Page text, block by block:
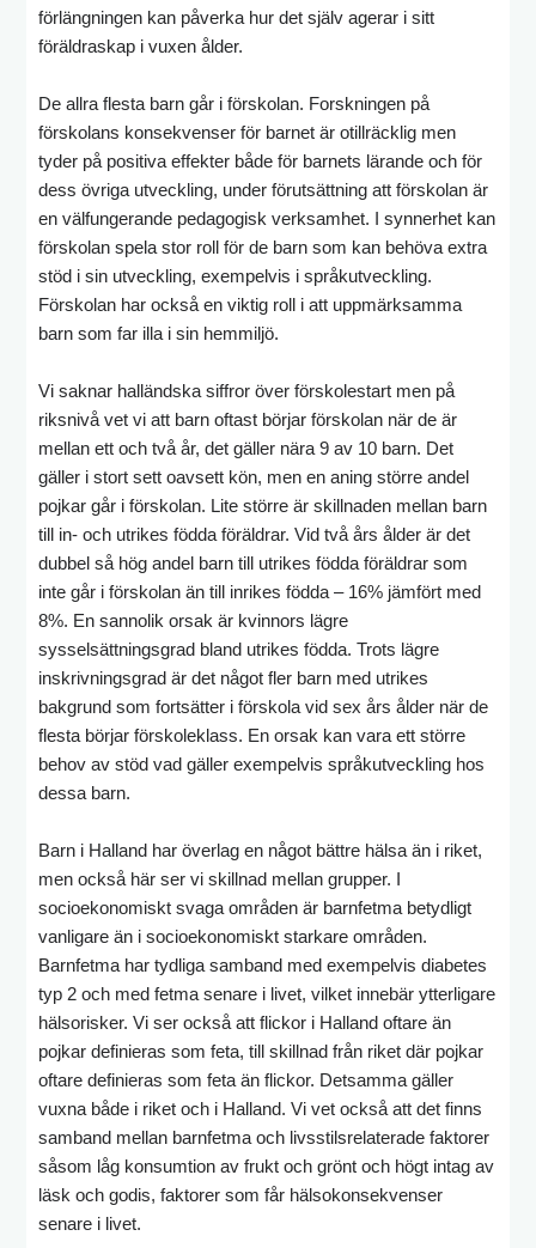
förlängningen kan påverka hur det själv agerar i sitt
föräldraskap i vuxen ålder.
De allra flesta barn går i förskolan. Forskningen på
förskolans konsekvenser för barnet är otillräcklig men
tyder på positiva effekter både för barnets lärande och för
dess övriga utveckling, under förutsättning att förskolan är
en välfungerande pedagogisk verksamhet. I synnerhet kan
förskolan spela stor roll för de barn som kan behöva extra
stöd i sin utveckling, exempelvis i språkutveckling.
Förskolan har också en viktig roll i att uppmärksamma
barn som far illa i sin hemmiljö.
Vi saknar halländska siffror över förskolestart men på
riksnivå vet vi att barn oftast börjar förskolan när de är
mellan ett och två år, det gäller nära 9 av 10 barn. Det
gäller i stort sett oavsett kön, men en aning större andel
pojkar går i förskolan. Lite större är skillnaden mellan barn
till in- och utrikes födda föräldrar. Vid två års ålder är det
dubbel så hög andel barn till utrikes födda föräldrar som
inte går i förskolan än till inrikes födda – 16% jämfört med
8%. En sannolik orsak är kvinnors lägre
sysselsättningsgrad bland utrikes födda. Trots lägre
inskrivningsgrad är det något fler barn med utrikes
bakgrund som fortsätter i förskola vid sex års ålder när de
flesta börjar förskoleklass. En orsak kan vara ett större
behov av stöd vad gäller exempelvis språkutveckling hos
dessa barn.
Barn i Halland har överlag en något bättre hälsa än i riket,
men också här ser vi skillnad mellan grupper. I
socioekonomiskt svaga områden är barnfetma betydligt
vanligare än i socioekonomiskt starkare områden.
Barnfetma har tydliga samband med exempelvis diabetes
typ 2 och med fetma senare i livet, vilket innebär ytterligare
hälsorisker. Vi ser också att flickor i Halland oftare än
pojkar definieras som feta, till skillnad från riket där pojkar
oftare definieras som feta än flickor. Detsamma gäller
vuxna både i riket och i Halland. Vi vet också att det finns
samband mellan barnfetma och livsstilsrelaterade faktorer
såsom låg konsumtion av frukt och grönt och högt intag av
läsk och godis, faktorer som får hälsokonsekvenser
senare i livet.